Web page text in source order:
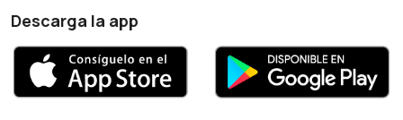
Descarga la app